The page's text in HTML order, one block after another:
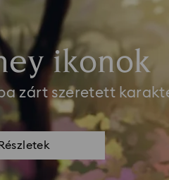
ikonok
zárt szeretett